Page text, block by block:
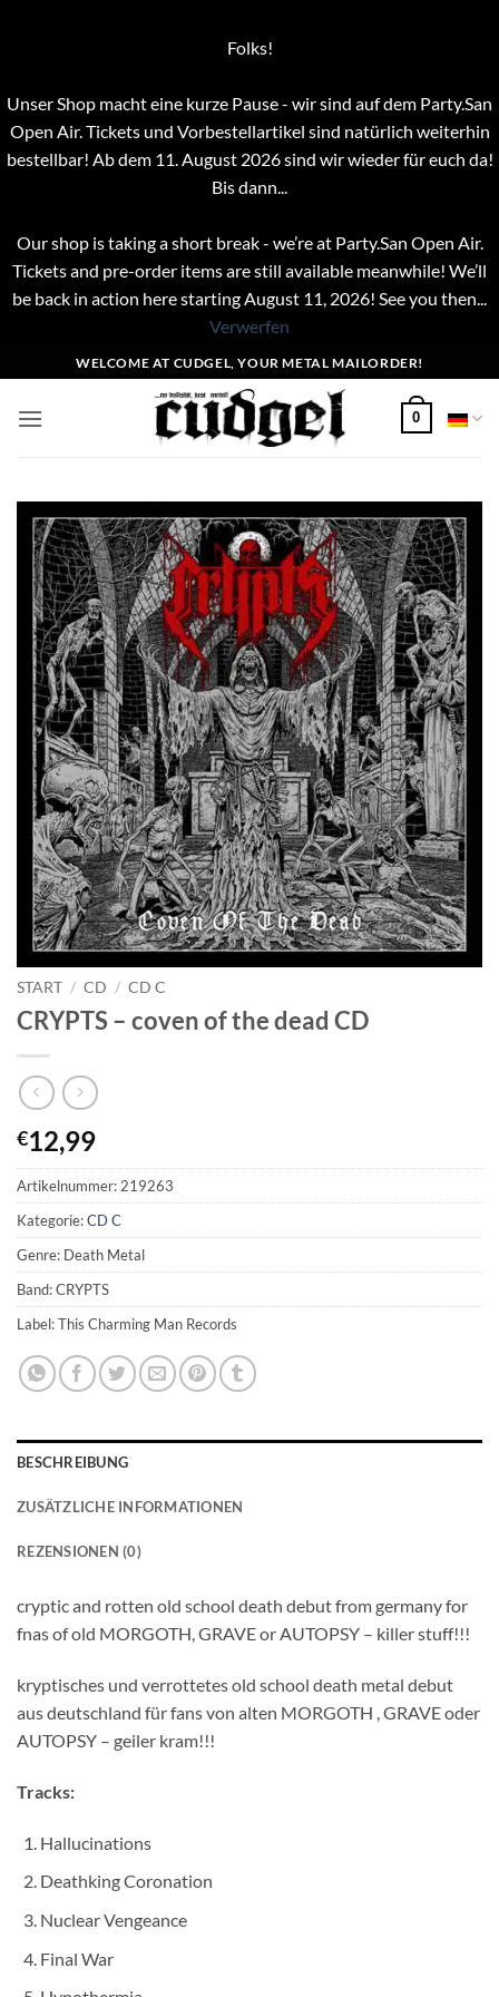
Folks!
Unser Shop macht eine kurze Pause - wir sind auf dem Party.San
Open Air. Tickets und Vorbestellartikel sind natürlich weiterhin
bestellbar! Ab dem 11. August 2026 sind wir wieder für euch da!
Bis dann...
Our shop is taking a short break - we’re at Party.San Open Air.
Tickets and pre-order items are still available meanwhile! We’ll
be back in action here starting August 11, 2026! See you then...
Verwerfen
Inhalt
springen
WELCOME AT CUDGEL, YOUR METAL MAILORDER!
0
START / CD / CD C
CRYPTS – coven of the dead CD
€12,99
Artikelnummer:219263
Kategorie:CD C
Genre: Death Metal
Band: CRYPTS
Label: This Charming Man Records
BESCHREIBUNG
ZUSÄTZLICHE INFORMATIONEN
REZENSIONEN (0)
cryptic and rotten old school death debut from germany for
fnas of old MORGOTH, GRAVE or AUTOPSY – killer stuff!!!
kryptisches und verrottetes old school death metal debut
aus deutschland für fans von alten MORGOTH , GRAVE oder
AUTOPSY – geiler kram!!!
Tracks:
Hallucinations
Deathking Coronation
Nuclear Vengeance
Final War